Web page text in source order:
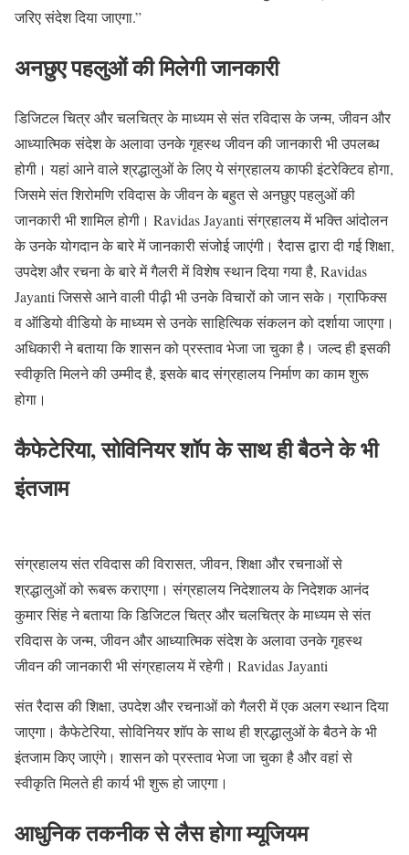
जरिए संदेश दिया जाएगा.”
अनछुए पहलुओं की मिलेगी जानकारी
डिजिटल चित्र और चलचित्र के माध्यम से संत रविदास के जन्म, जीवन और
आध्यात्मिक संदेश के अलावा उनके गृहस्थ जीवन की जानकारी भी उपलब्ध
होगी। यहां आने वाले श्रद्धालुओं के लिए ये संग्रहालय काफी इंटरेक्टिव होगा,
जिसमे संत शिरोमणि रविदास के जीवन के बहुत से अनछुए पहलुओं की
जानकारी भी शामिल होगी। Ravidas Jayanti संग्रहालय में भक्ति आंदोलन
के उनके योगदान के बारे में जानकारी संजोई जाएंगी। रैदास द्वारा दी गई शिक्षा,
उपदेश और रचना के बारे में गैलरी में विशेष स्थान दिया गया है, Ravidas
Jayanti जिससे आने वाली पीढ़ी भी उनके विचारों को जान सके। ग्राफिक्स
व ऑडियो वीडियो के माध्यम से उनके साहित्यिक संकलन को दर्शाया जाएगा।
अधिकारी ने बताया कि शासन को प्रस्ताव भेजा जा चुका है। जल्द ही इसकी
स्वीकृति मिलने की उम्मीद है, इसके बाद संग्रहालय निर्माण का काम शुरू
होगा।
कैफेटेरिया, सोविनियर शॉप के साथ ही बैठने के भी
इंतजाम
संग्रहालय संत रविदास की विरासत, जीवन, शिक्षा और रचनाओं से
श्रद्धालुओं को रूबरू कराएगा। संग्रहालय निदेशालय के निदेशक आनंद
कुमार सिंह ने बताया कि डिजिटल चित्र और चलचित्र के माध्यम से संत
रविदास के जन्म, जीवन और आध्यात्मिक संदेश के अलावा उनके गृहस्थ
जीवन की जानकारी भी संग्रहालय में रहेगी। Ravidas Jayanti
संत रैदास की शिक्षा, उपदेश और रचनाओं को गैलरी में एक अलग स्थान दिया
जाएगा। कैफेटेरिया, सोविनियर शॉप के साथ ही श्रद्धालुओं के बैठने के भी
इंतजाम किए जाएंगे। शासन को प्रस्ताव भेजा जा चुका है और वहां से
स्वीकृति मिलते ही कार्य भी शुरू हो जाएगा।
आधुनिक तकनीक से लैस होगा म्यूजियम